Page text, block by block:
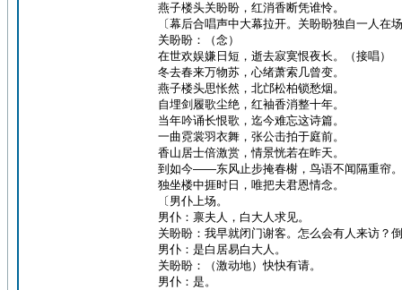
燕子楼头关盼盼，红消香断凭谁怜。
〔幕后合唱声中大幕拉开。关盼盼独自一人在
关盼盼：（念）
在世欢娱嫌日短，逝去寂寞恨夜长。（接唱）
冬去春来万物苏，心绪萧索几曾变。
燕子楼头思怅然，北邙松柏锁愁烟。
自埋剑履歌尘绝，红袖香消整十年。
当年吟诵长恨歌，迄今难忘这诗篇。
一曲霓裳羽衣舞，张公击拍于庭前。
香山居士倍激赏，情景恍若在昨天。
到如今——东风止步掩春榭，鸟语不闻隔重帘。
独坐楼中捱时日，唯把夫君恩情念。
〔男仆上场。
男仆：禀夫人，白大人求见。
关盼盼：我早就闭门谢客。怎么会有人来访？
男仆：是白居易白大人。
关盼盼：（激动地）快快有请。
男仆：是。